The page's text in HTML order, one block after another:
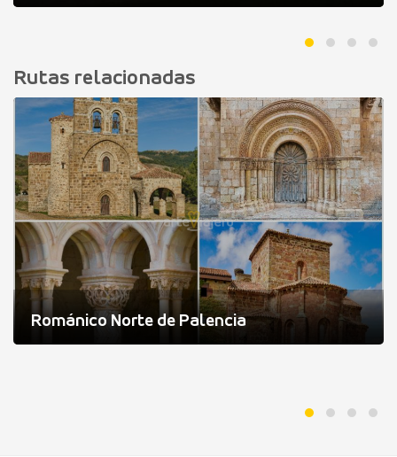
Rutas relacionadas
Románico Norte de Palencia